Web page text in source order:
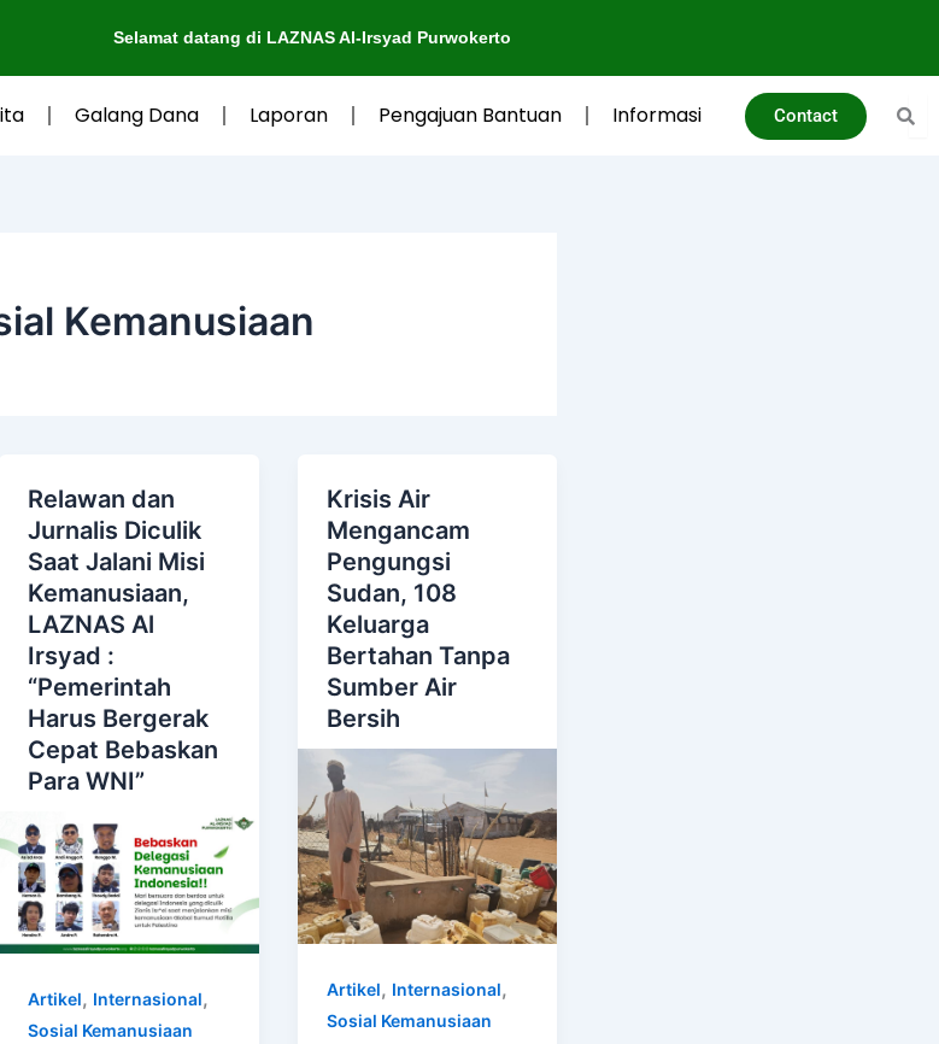
Selamat datang di LAZNAS Al-Irsyad Purwokerto
Galang Dana Laporan Pengajuan Bantuan Informasi Contact
Kemanusiaan
Relawan dan
Jurnalis Diculik
Saat Jalani Misi
Kemanusiaan,
LAZNAS Al
Irsyad :
“Pemerintah
Harus Bergerak
Cepat Bebaskan
Para WNI”
Artikel, Internasional,
Sosial Kemanusiaan
Krisis Air
Mengancam
Pengungsi
Sudan, 108
Keluarga
Bertahan Tanpa
Sumber Air
Bersih
Artikel, Internasional,
Sosial Kemanusiaan